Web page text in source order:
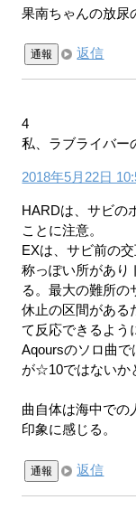
果南ちゃんの放尿
通報 返信
4
私、ラブライバー
2018年5月22日
HARDは、サビの
ことに注意。
EXは、サビ前の
称っぽい所があり
る。最大の難所
休止の区間がある
て反応できるよう
Aqoursのソロ曲
が☆10ではないか
曲自体は海中での
印象に感じる。
通報 返信